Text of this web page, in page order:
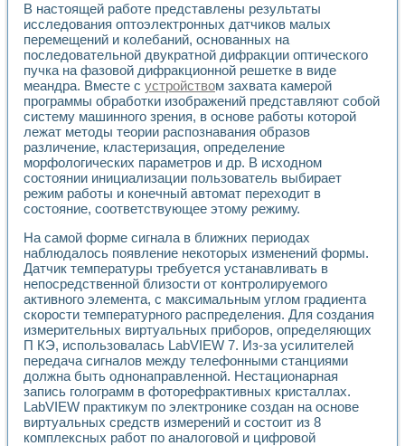
В настоящей работе представлены результаты
исследования оптоэлектронных датчиков малых
перемещений и колебаний, основанных на
последовательной двукратной дифракции оптического
пучка на фазовой дифракционной решетке в виде
меандра. Вместе с устройством захвата камерой
программы обработки изображений представляют собой
систему машинного зрения, в основе работы которой
лежат методы теории распознавания образов
различение, кластеризация, определение
морфологических параметров и др. В исходном
состоянии инициализации пользователь выбирает
режим работы и конечный автомат переходит в
состояние, соответствующее этому режиму.
На самой форме сигнала в ближних периодах
наблюдалось появление некоторых изменений формы.
Датчик температуры требуется устанавливать в
непосредственной близости от контролируемого
активного элемента, с максимальным углом градиента
скорости температурного распределения. Для создания
измерительных виртуальных приборов, определяющих
П КЭ, использовалась LabVIEW 7. Из-за усилителей
передача сигналов между телефонными станциями
должна быть однонаправленной. Нестационарная
запись голограмм в фоторефрактивных кристаллах.
LabVIEW практикум по электронике создан на основе
виртуальных средств измерений и состоит из 8
комплексных работ по аналоговой и цифровой